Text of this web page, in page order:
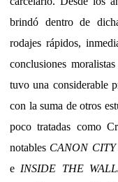
brindó dentro de
rodajes rápidos,
conclusiones
tuvo una considerable
con la suma de otros
poco tratadas como
notables CANON CITY
e INSIDE THE